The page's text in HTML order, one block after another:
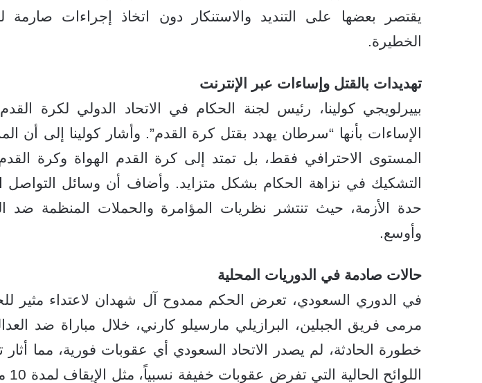
يقتصر بعضها على التنديد والاستنكار دون اتخاذ إجراءات
الخطيرة.
تهديدات بالقتل وإساءات عبر الإنترنت
بييرلويجي كولينا، رئيس لجنة الحكام في الاتحاد الدولي لكرة
الإساءات بأنها “سرطان يهدد بقتل كرة القدم”. وأشار كولينا إلى أن
المستوى الاحترافي فقط، بل تمتد إلى كرة القدم الهواة وكرة
التشكيك في نزاهة الحكام بشكل متزايد. وأضاف أن وسائل التواصل
حدة الأزمة، حيث تنتشر نظريات المؤامرة والحملات المنظمة
وأوسع.
حالات صادمة في الدوريات المحلية
في الدوري السعودي، تعرض الحكم ممدوح آل شهدان لاعتداء مثير
مرمى فريق الجبلين، البرازيلي مارسيلو كارني، خلال مباراة ضد
خطورة الحادثة، لم يصدر الاتحاد السعودي أي عقوبات فورية، مما